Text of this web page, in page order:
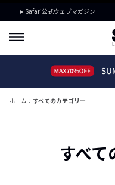
Safari公式ウェブマガジン
ホーム すべてのカテゴリー
すべて